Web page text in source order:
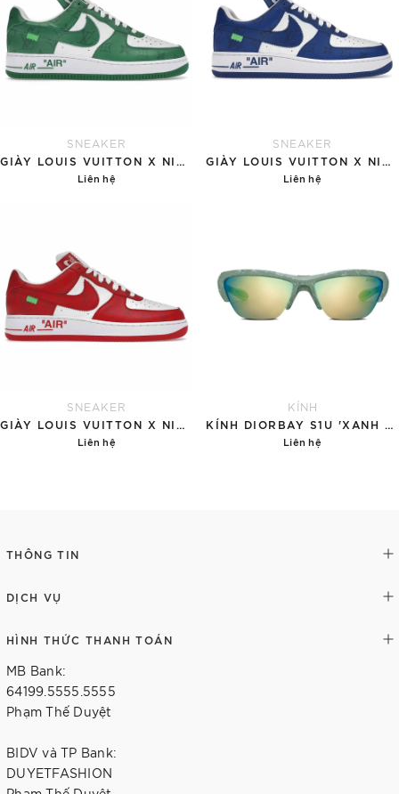
SNEAKER
Liên hệ
SNEAKER
Liên hệ
SNEAKER
Liên hệ
KÍNH
Liên hệ
THÔNG TIN
DỊCH VỤ
HÌNH THỨC THANH TOÁN
MB Bank:
64199.5555.5555
Phạm Thế Duyệt
BIDV và TP Bank:
DUYETFASHION